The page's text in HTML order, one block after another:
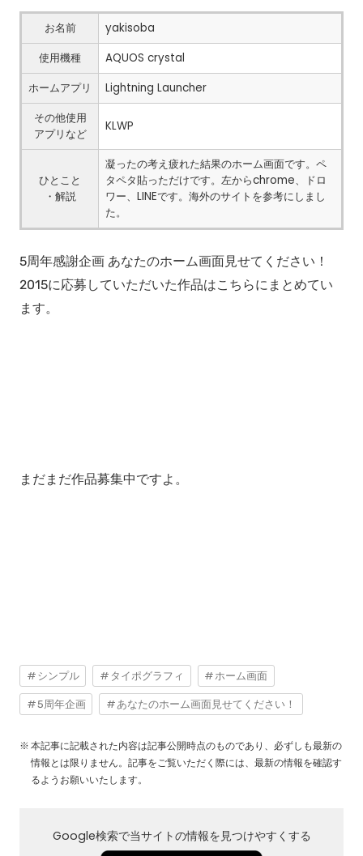
お名前
yakisoba
使用機種
AQUOS crystal
ホームアプリ
Lightning Launcher
その他使用
アプリなど
KLWP
ひとこと
・解説
凝ったの考え疲れた結果のホーム画面です。ペ
タペタ貼っただけです。左からchrome、ドロ
ワー、LINEです。海外のサイトを参考にしまし
た。
5周年感謝企画 あなたのホーム画面見せてください！
2015に応募していただいた作品はこちらにまとめてい
ます。
まだまだ作品募集中ですよ。
シンプル タイポグラフィ ホーム画面
5周年企画 あなたのホーム画面見せてください！
本記事に記載された内容は記事公開時点のものであり、必ずしも最新の
情報とは限りません。記事をご覧いただく際には、最新の情報を確認す
るようお願いいたします。
Google検索で当サイトの情報を見つけやすくする